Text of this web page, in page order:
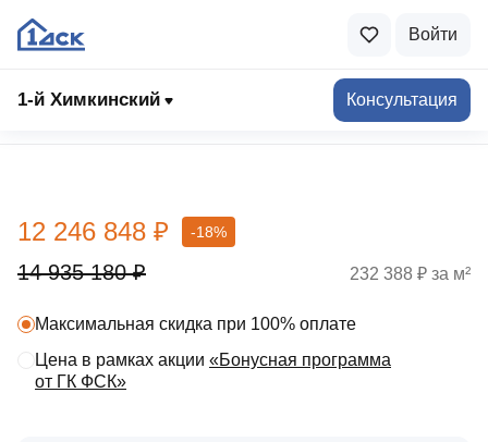
Войти
1-й Химкинский Консультация
Выбрать квартиру
14 935 180 ₽
12 246 848 ₽ -18%
Максимальная скидка при 100% оплате
Цена в рамках акции «Бонусная программа
от ГК ФСК»
232 388 ₽ за м²